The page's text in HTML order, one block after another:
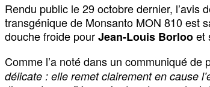
Rendu public le 29 octobre dernier, l’avis
transgénique de Monsanto MON 810 est
douche froide pourJean-Louis Borlooet
Comme l’a noté dans un communiqué de
délicate : elle remet clairement en cause